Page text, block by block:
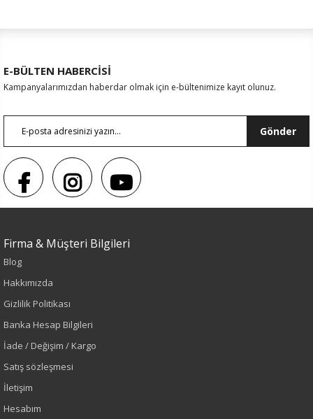
Renk
Siyah
Sezon
İlkbahar-Yaz
E-BÜLTEN HABERCİSİ
Kampanyalarımızdan haberdar olmak için e-bültenimize kayıt olunuz.
Gönder
Firma & Müşteri Bilgileri
Blog
Hakkımızda
Gizlilik Politikası
Banka Hesap Bilgileri
İade / Değişim / Kargo
Satış sözleşmesi
İletişim
Hesabım